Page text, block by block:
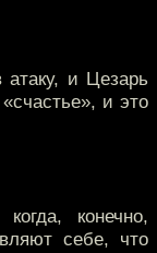
и Цезарь
и это
конечно,
себе, что